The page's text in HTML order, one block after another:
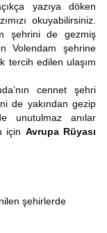
yazıya döken
okuyabilirsiniz.
şehrini de gezmiş
Volendam şehrine
tercih edilen ulaşım
cennet şehri
de yakından gezip
unutulmaz anılar
için Avrupa Rüyası
şehirlerde